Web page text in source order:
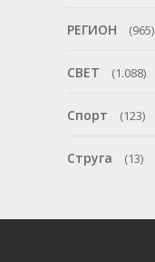
РЕГИОН (965)
СВЕТ (1.088)
Спорт (123)
Струга (13)